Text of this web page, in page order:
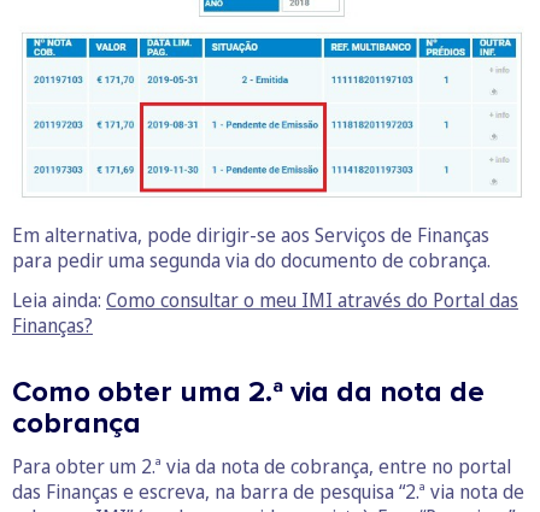
Em alternativa, pode dirigir-se aos Serviços de Finanças
para pedir uma segunda via do documento de cobrança.
Leia ainda: Como consultar o meu IMI através do Portal das
Finanças?
Como obter uma 2.ª via da nota de
cobrança
Para obter um 2.ª via da nota de cobrança, entre no portal
das Finanças e escreva, na barra de pesquisa “2.ª via nota de